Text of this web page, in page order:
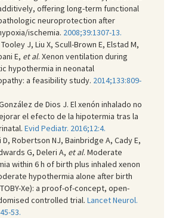
offering long-term functional
neuroprotection after
ischemia. 2008;39:1307-13.
J, Liu X, Scull-Brown E, Elstad M,
E, et al. Xenon ventilation during
hypothermia in neonatal
a feasibility study. 2014;133:809-
de Dios J. El xenón inhalado no
el efecto de la hipotermia tras la
Evid Pediatr. 2016;12:4.
Robertson NJ, Bainbridge A, Cady E,
G, Deleri A, et al. Moderate
within 6 h of birth plus inhaled xenon
hypothermia alone after birth
Xe): a proof-of-concept, open-
controlled trial. Lancet Neurol.
53.